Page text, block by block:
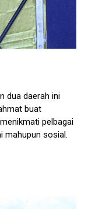
dua daerah ini
buat
pelbagai
mahupun sosial.